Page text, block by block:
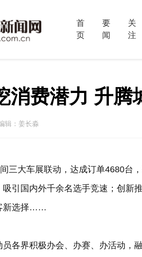
首
页
要
闻
关
注
消费潜力 升腾
辑：姜长淼
间三大车展联动，达成订单4680台
引国内外千余名选手竞速；创新
新选择……
各界积极办会、办赛、办活动，